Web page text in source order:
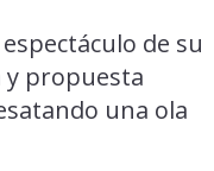
de su
y propuesta
una ola